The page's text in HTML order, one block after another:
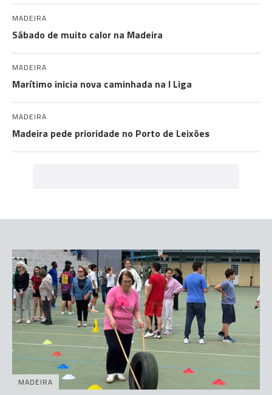
MADEIRA
Sábado de muito calor na Madeira
MADEIRA
Marítimo inicia nova caminhada na I Liga
MADEIRA
Madeira pede prioridade no Porto de Leixões
MADEIRA